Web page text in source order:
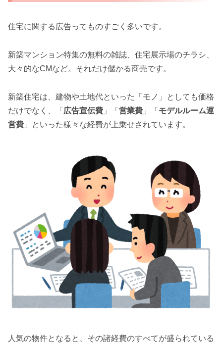
住宅に関する広告ってものすごく多いです。
新築マンション特集の無料の雑誌、住宅展示場のチラシ、
大々的なCMなど。それだけ儲かる商売です。
新築住宅は、建物や土地代といった「モノ」としても価格
だけでなく、「 広告宣伝費 」「 営業費 」「 モデルルーム運
営費 」といった様々な経費が上乗せされています。
人気の物件となると、その諸経費のすべてが盛られている